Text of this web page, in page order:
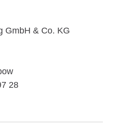
GmbH & Co. KG
28